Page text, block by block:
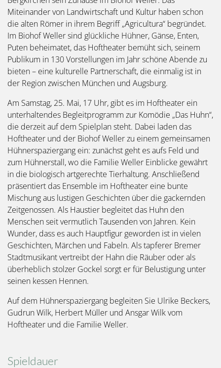
Miteinander von Landwirtschaft und Kultur haben schon
die alten Römer in ihrem Begriff „Agricultura“ begründet.
Im Biohof Weller sind glückliche Hühner, Gänse, Enten,
Puten beheimatet, das Hoftheater bemüht sich, seinem
Publikum in 130 Vorstellungen im Jahr schöne Abende zu
bieten – eine kulturelle Partnerschaft, die einmalig ist in
der Region zwischen München und Augsburg.
Am Samstag, 25. Mai, 17 Uhr, gibt es im Hoftheater ein
unterhaltendes Begleitprogramm zur Komödie „Das Huhn“,
die derzeit auf dem Spielplan steht. Dabei laden das
Hoftheater und der Biohof Weller zu einem gemeinsamen
Hühnerspaziergang ein: zunächst geht es aufs Feld und
zum Hühnerstall, wo die Familie Weller Einblicke gewährt
in die biologisch artgerechte Tierhaltung. Anschließend
präsentiert das Ensemble im Hoftheater eine bunte
Mischung aus lustigen Geschichten über die gackernden
Zeitgenossen. Als Haustier begleitet das Huhn den
Menschen seit vermutlich Tausenden von Jahren. Kein
Wunder, dass es auch Hauptfigur geworden ist in vielen
Geschichten, Märchen und Fabeln. Als tapferer Bremer
Stadtmusikant vertreibt der Hahn die Räuber oder als
überheblich stolzer Gockel sorgt er für Belustigung unter
seinen kessen Hennen.
Auf dem Hühnerspaziergang begleiten Sie Ulrike Beckers,
Gudrun Wilk, Herbert Müller und Ansgar Wilk vom
Hoftheater und die Familie Weller.
Spieldauer